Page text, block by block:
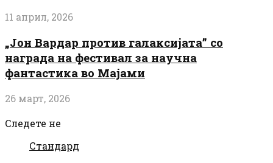
11 април, 2026
„Јон Вардар против галаксијата” со
награда на фестивал за научна
фантастика во Мајами
26 март, 2026
Следете не
Стандард